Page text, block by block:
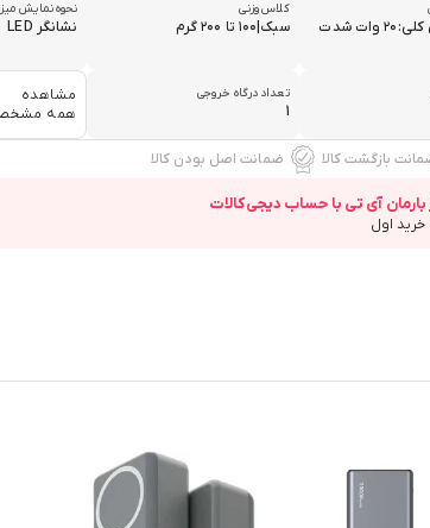
توان خروجی کلی:۲۰ وات شدت
کلاس وزنی
سبک|۱۰۰ تا ۲۰۰ گرم
نحوه نمایش
نشانگر LED
تعداد درگاه خروجی
1
مشاهده
همه
ضمانت اصل بودن کالا